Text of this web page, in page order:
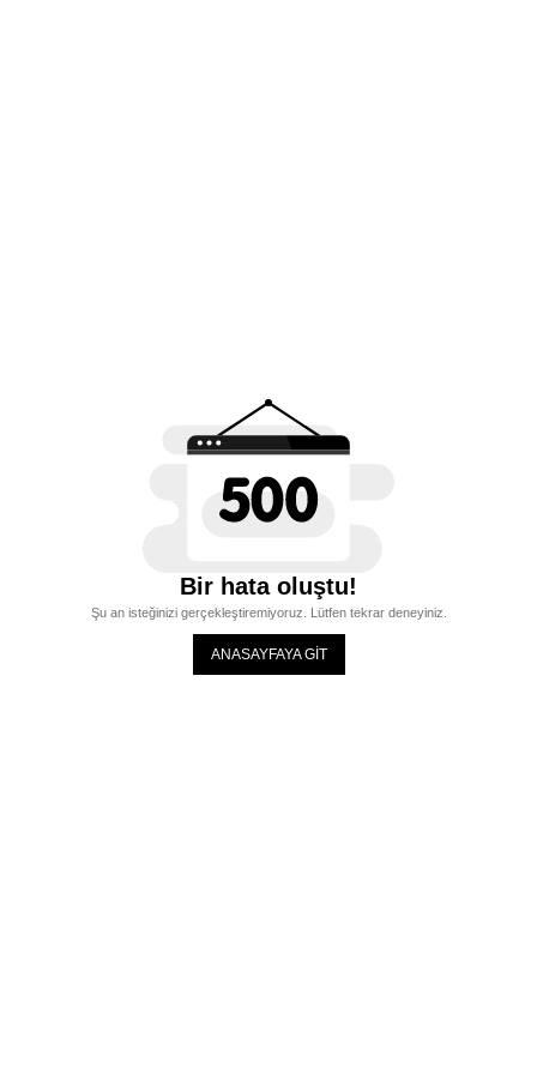
Bir hata oluştu!
Şu an isteğinizi gerçekleştiremiyoruz. Lütfen tekrar deneyiniz.
ANASAYFAYA GİT